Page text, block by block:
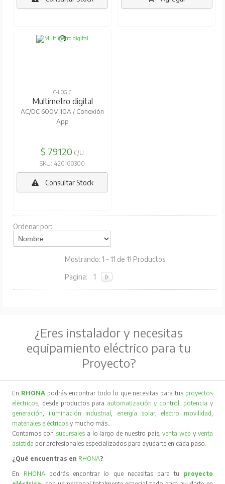
C-LOGIC
Multímetro digital
AC/DC 600V 10A / Conexión
App
$ 79.120 C/U
SKU: 420160300
Consultar Stock
Ordenar por:
Mostrando: 1 - 11 de 11 Productos
Pagina: 1
¿Eres instalador y necesitas
equipamiento eléctrico para tu
Proyecto?
En RHONA podrás encontrar todo lo que necesitas para tus proyectos
eléctricos , desde productos para automatización y control
potencia y
generación
iluminación industrial energía solar, electro movilidad
materiales eléctricos y mucho más…
Contamos con sucursales a lo largo de nuestro país,venta web y venta
asistida por profesionales especializados para ayudarte en cada paso.
¿Qué encuentras en RHONA?
En RHONA podrás encontrar lo que necesitas para tu proyecto